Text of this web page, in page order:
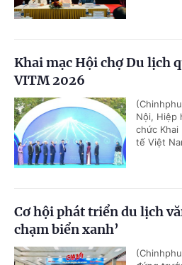
Khai mạc Hội chợ Du lịch
VITM 2026
Nội, Hiệp
chức Khai
tế Việt
Cơ hội phát triển du lịch
chạm biển xanh’